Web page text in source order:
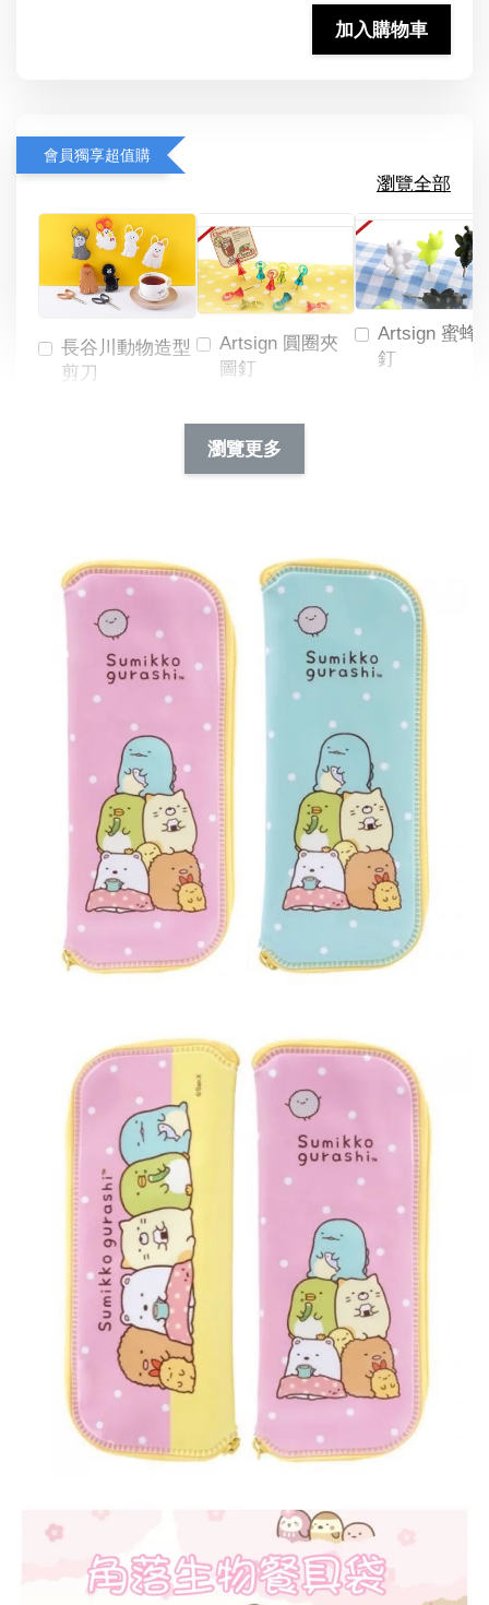
加入購物車
會員獨享超值購
瀏覽全部
長谷川動物造型
剪刀
Artsign 圓圈夾
圖釘
NT$ 19.00
NT$ 66.00
Artsign 蜜蜂
釘
瀏覽更多